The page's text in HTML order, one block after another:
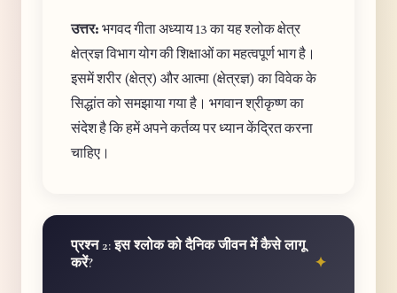
उत्तर: भगवद गीता अध्याय 13 का यह श्लोक क्षेत्र
क्षेत्रज्ञ विभाग योग की शिक्षाओं का महत्वपूर्ण भाग है।
इसमें शरीर (क्षेत्र) और आत्मा (क्षेत्रज्ञ) का विवेक के
सिद्धांत को समझाया गया है। भगवान श्रीकृष्ण का
संदेश है कि हमें अपने कर्तव्य पर ध्यान केंद्रित करना
चाहिए।
प्रश्न 2: इस श्लोक को दैनिक जीवन में कैसे लागू
करें?